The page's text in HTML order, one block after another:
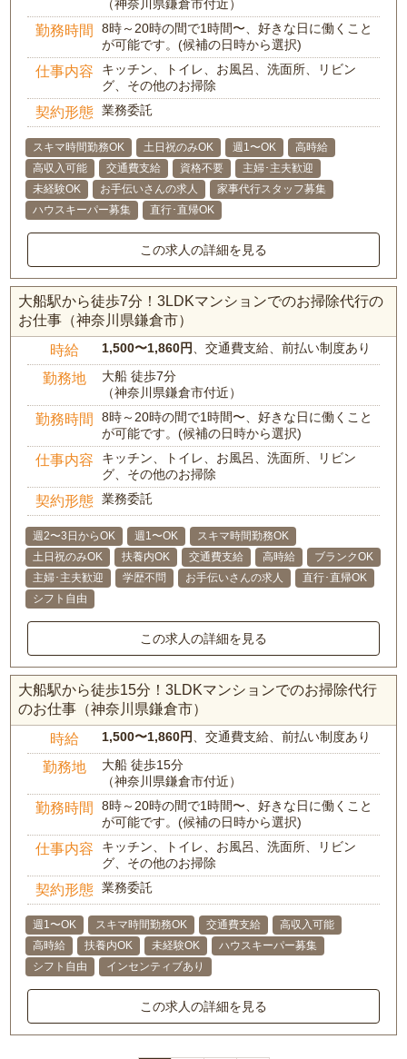
（神奈川県鎌倉市付近）
勤務時間
8時～20時の間で1時間〜、好きな日に働くこと
が可能です。(候補の日時から選択)
仕事内容
キッチン、トイレ、お風呂、洗面所、リビン
グ、その他のお掃除
契約形態 業務委託
スキマ時間勤務OK 土日祝のみOK 週1〜OK
高時給
高収入可能
交通費支給 資格不要
主婦･主夫歓迎
未経験OK
お手伝いさんの求人
家事代行スタッフ募集
ハウスキーパー募集
直行･直帰OK
この求人の詳細を見る
大船駅から徒歩7分！3LDKマンションでのお掃除代行の
お仕事（神奈川県鎌倉市）
時給 1,500〜1,860円 、交通費支給、前払い制度あり
勤務地
大船 徒歩7分
（神奈川県鎌倉市付近）
勤務時間
8時～20時の間で1時間〜、好きな日に働くこと
が可能です。(候補の日時から選択)
仕事内容
キッチン、トイレ、お風呂、洗面所、リビン
グ、その他のお掃除
契約形態 業務委託
週2〜3日からOK 週1〜OK
スキマ時間勤務OK
土日祝のみOK
扶養内OK 交通費支給 高時給
ブランクOK
主婦･主夫歓迎
学歴不問 お手伝いさんの求人
直行･直帰OK
シフト自由
この求人の詳細を見る
大船駅から徒歩15分！3LDKマンションでのお掃除代行
のお仕事（神奈川県鎌倉市）
時給 1,500〜1,860円 、交通費支給、前払い制度あり
勤務地
大船 徒歩15分
（神奈川県鎌倉市付近）
勤務時間
8時～20時の間で1時間〜、好きな日に働くこと
が可能です。(候補の日時から選択)
仕事内容
キッチン、トイレ、お風呂、洗面所、リビン
グ、その他のお掃除
契約形態 業務委託
週1〜OK スキマ時間勤務OK 交通費支給
高収入可能
高時給
扶養内OK 未経験OK
ハウスキーパー募集
シフト自由
インセンティブあり
この求人の詳細を見る